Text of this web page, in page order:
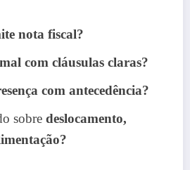
nota fiscal?
com cláusulas claras?
com antecedência?
sobre deslocamento,